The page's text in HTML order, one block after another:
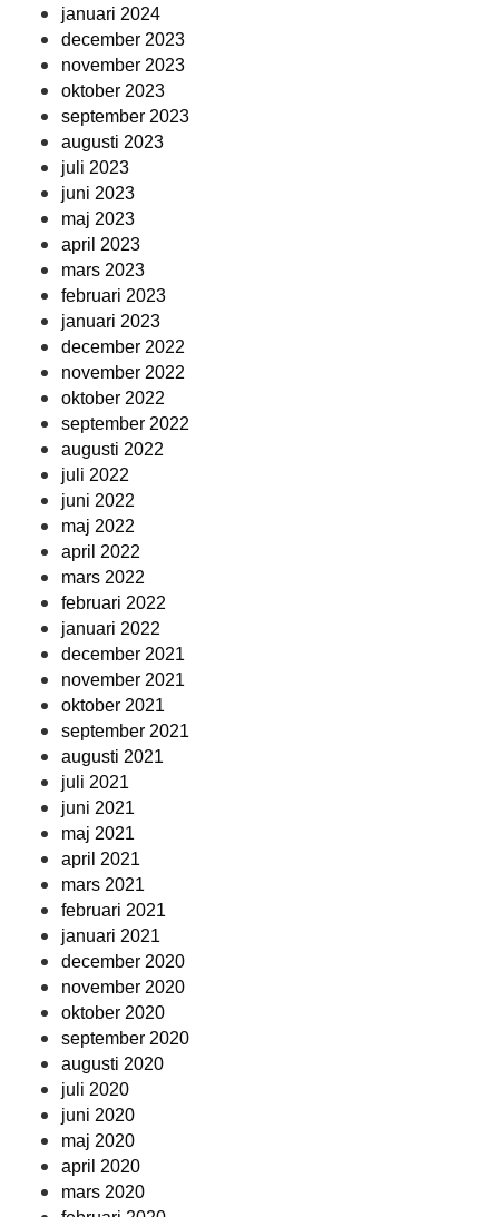
januari 2024
december 2023
november 2023
oktober 2023
september 2023
augusti 2023
juli 2023
juni 2023
maj 2023
april 2023
mars 2023
februari 2023
januari 2023
december 2022
november 2022
oktober 2022
september 2022
augusti 2022
juli 2022
juni 2022
maj 2022
april 2022
mars 2022
februari 2022
januari 2022
december 2021
november 2021
oktober 2021
september 2021
augusti 2021
juli 2021
juni 2021
maj 2021
april 2021
mars 2021
februari 2021
januari 2021
december 2020
november 2020
oktober 2020
september 2020
augusti 2020
juli 2020
juni 2020
maj 2020
april 2020
mars 2020